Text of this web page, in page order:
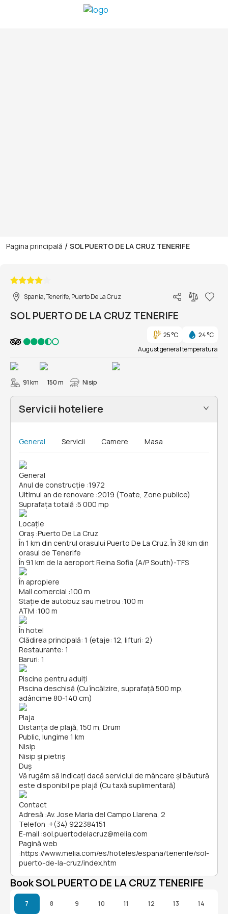
Pagina principală / SOL PUERTO DE LA CRUZ TENERIFE
Spania, Tenerife, Puerto De La Cruz
SOL PUERTO DE LA CRUZ TENERIFE
25 °C
24 °C
August general temperatura
91 km 150 m Nisip
Servicii hoteliere
General Servicii Camere Masa
General
Anul de construcție :1972
Ultimul an de renovare :2019 (Toate, Zone publice)
Suprafața totală :5 000 mp
Locație
Oraș :Puerto De La Cruz
În 1 km din centrul orasului Puerto De La Cruz. În 38 km din
orasul de Tenerife
În 91 km de la aeroport Reina Sofia (A/P South)-TFS
În apropiere
Mall comercial :100 m
Stație de autobuz sau metrou :100 m
ATM :100 m
În hotel
Clădirea principală: 1 (etaje: 12, lifturi: 2)
Restaurante: 1
Baruri: 1
Piscine pentru adulți
Piscina deschisă (Cu încălzire, suprafață 500 mp,
adâncime 80-140 cm)
Plaja
Distanța de plajă, 150 m, Drum
Public, lungime 1 km
Nisip
Nisip și pietriş
Duș
Vă rugăm să indicați dacă serviciul de mâncare și băutură
este disponibil pe plajă (Cu taxă suplimentară)
Contact
Adresă :Av. Jose Maria del Campo Llarena, 2
Telefon :+(34) 922384151
E-mail :sol.puertodelacruz@melia.com
Pagină web
:https://www.melia.com/es/hoteles/espana/tenerife/sol-
puerto-de-la-cruz/index.htm
Book SOL PUERTO DE LA CRUZ TENERIFE
7 8 9 10 11 12 13 14